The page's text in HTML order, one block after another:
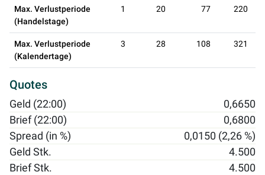
Max. Verlustperiode
(Handelstage)
1 20 77 220
Max. Verlustperiode
(Kalendertage)
3 28 108 321
Quotes
Geld (22:00)
0,6650
Brief (22:00)
0,6800
Spread (in %)
0,0150 (2,26 %)
Geld Stk.
4.500
Brief Stk.
4.500